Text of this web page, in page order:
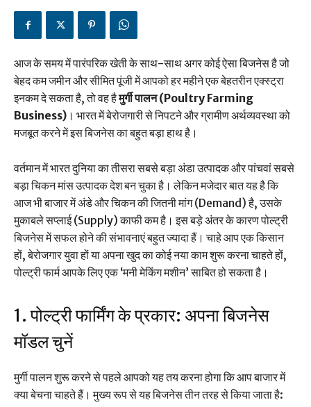
आज के समय में पारंपरिक खेती के साथ-साथ अगर कोई ऐसा बिजनेस है जो
बेहद कम जमीन और सीमित पूंजी में आपको हर महीने एक बेहतरीन एक्स्ट्रा
इनकम दे सकता है, तो वह हैमुर्गी पालन (Poultry Farming
Business) । भारत में बेरोजगारी से निपटने और ग्रामीण अर्थव्यवस्था को
मजबूत करने में इस बिजनेस का बहुत बड़ा हाथ है।
वर्तमान में भारत दुनिया का तीसरा सबसे बड़ा अंडा उत्पादक और पांचवां सबसे
बड़ा चिकन मांस उत्पादक देश बन चुका है। लेकिन मजेदार बात यह है कि
आज भी बाजार में अंडे और चिकन की जितनी मांग (Demand) है, उसके
मुकाबले सप्लाई (Supply) काफी कम है। इस बड़े अंतर के कारण पोल्ट्री
बिजनेस में सफल होने की संभावनाएं बहुत ज्यादा हैं। चाहे आप एक किसान
हों, बेरोजगार युवा हों या अपना खुद का कोई नया काम शुरू करना चाहते हों,
पोल्ट्री फार्म आपके लिए एक ‘मनी मेकिंग मशीन’ साबित हो सकता है।
1. पोल्ट्री फार्मिंग के प्रकार: अपना बिजनेस
मॉडल चुनें
मुर्गी पालन शुरू करने से पहले आपको यह तय करना होगा कि आप बाजार में
क्या बेचना चाहते हैं। मुख्य रूप से यह बिजनेस तीन तरह से किया जाता है: